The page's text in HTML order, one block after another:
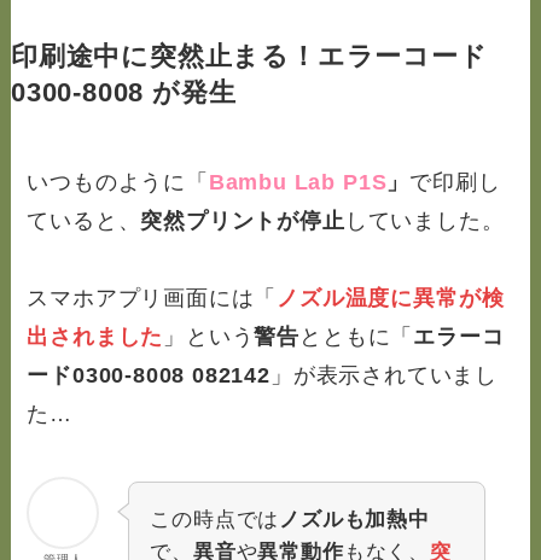
印刷途中に突然止まる！エラーコード
0300-8008 が発生
いつものように「 Bambu Lab P1S 」 で印刷し
ていると、 突然プリントが停止 していました。
スマホアプリ画面には「 ノズル温度に異常が検
出されました 」という警告 とともに「 エラーコ
ード0300-8008 082142 」が表示されていまし
た…
この時点では ノズルも加熱中
で、異音や異常動作 もなく、 突